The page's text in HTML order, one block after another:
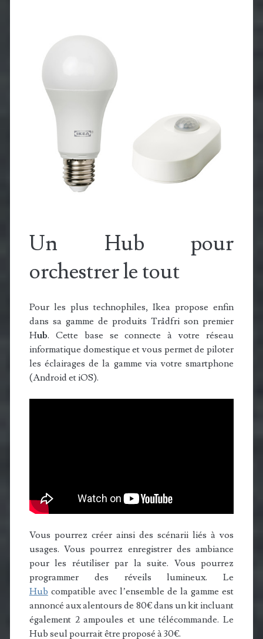
Un Hub pour
orchestrer le tout
Pour les plus technophiles, Ikea propose enfin
dans sa gamme de produits Trådfri son premier
Hub. Cette base se connecte à votre réseau
informatique domestique et vous permet de piloter
les éclairages de la gamme via votre smartphone
(Android et iOS).
Vous pourrez créer ainsi des scénarii liés à vos
usages. Vous pourrez enregistrer des ambiance
pour les réutiliser par la suite. Vous pourrez
programmer des réveils lumineux. Le
Hub compatible avec l’ensemble de la gamme est
annoncé aux alentours de 80€ dans un kit incluant
également 2 ampoules et une télécommande. Le
Hub seul pourrait être proposé à 30€.